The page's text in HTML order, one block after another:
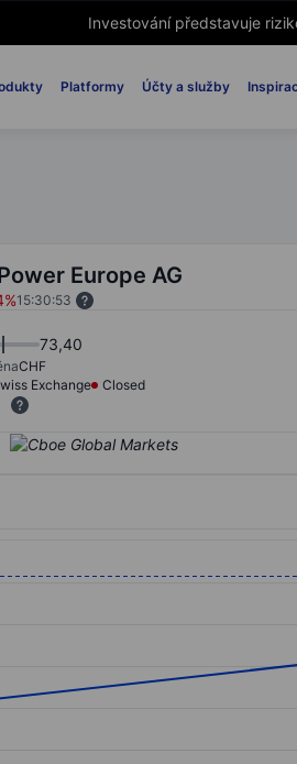
Investování představuje
Platformy Účty a služby
Europe AG
15:30:53
73,40
CHF
Exchange
Closed
axis displaying values. Data